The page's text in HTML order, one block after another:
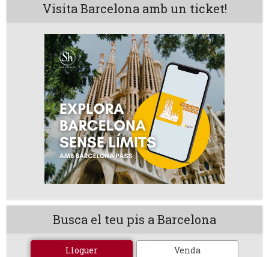
Visita Barcelona amb un ticket!
Busca el teu pis a Barcelona
Lloguer Venda